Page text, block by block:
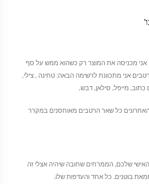
מכניסה את המוצר רק כשהוא ממש על סף
אני מתכוונת לרשימה הבאה: טחינה , צילי,
מייפל, סילאן, דבש,
כל שאר הרטבים מאוחסנים במקרר
שלכם, הממרחים שחובה שיהיה אצלי זה
בוטנים. כל אחד והעדפות שלו.